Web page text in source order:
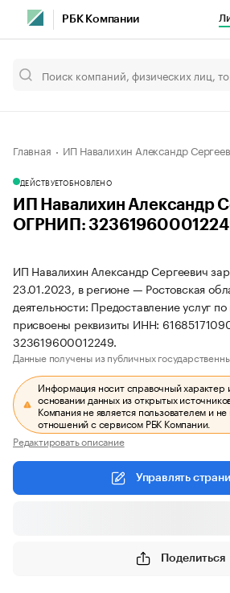
РБК Компании
Главная ИП Навалихин Александр
ДЕЙСТВУЕТОБНОВЛЕНО
ИП Навалихин Александр
ОГРНИП:
ИП Навалихин Александр Сергеевич
23.01.2023, в регионе — Ростовская
деятельности: Предоставление услуг
присвоены реквизиты ИНН:
323619600012249.
Данные получены из публичных
Информация носит справочный характер
основании данных из открытых
Компания не является пользователем и
отношений с сервисом РБК Компании.
Редактировать описание
Управлять
Поделиться